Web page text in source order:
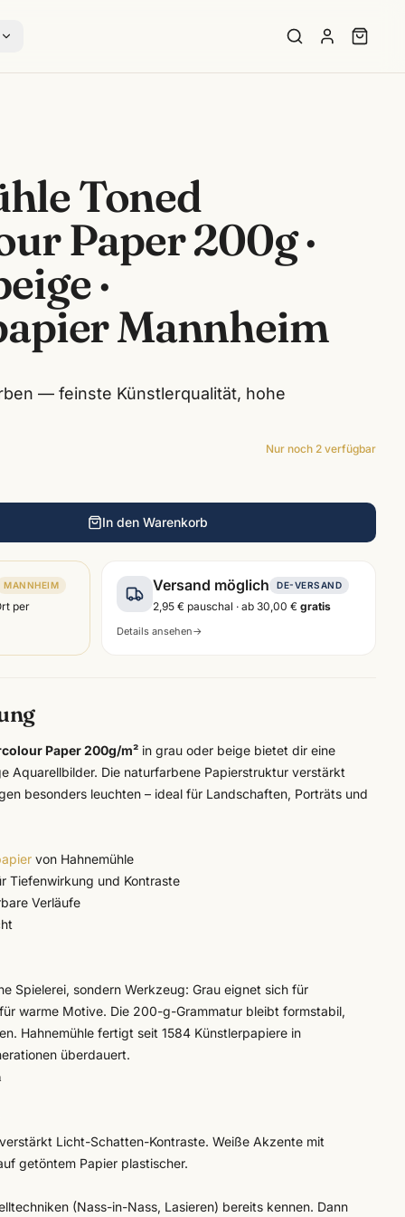
Toned
Paper 200g ·
·
Mannheim
— feinste Künstlerqualität, hohe
Nur noch 2 verfügbar
In den Warenkorb
MANNHEIM
per
Versand möglich DE-VERSAND
2,95 € pauschal · ab 30,00 € gratis
Details ansehen→
Paper 200g/m² in grau oder beige bietet dir eine
Aquarellbilder. Die naturfarbene Papierstruktur verstärkt
besonders leuchten – ideal für Landschaften, Porträts und
von Hahnemühle
Tiefenwirkung und Kontraste
Verläufe
Spielerei, sondern Werkzeug: Grau eignet sich für
warme Motive. Die 200-g-Grammatur bleibt formstabil,
Hahnemühle fertigt seit 1584 Künstlerpapiere in
überdauert.
Licht-Schatten-Kontraste. Weiße Akzente mit
getöntem Papier plastischer.
(Nass-in-Nass, Lasieren) bereits kennen. Dann